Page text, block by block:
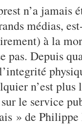
n’a jamais
médias,
à la
pas. Depuis
n’est plus
le service
» de